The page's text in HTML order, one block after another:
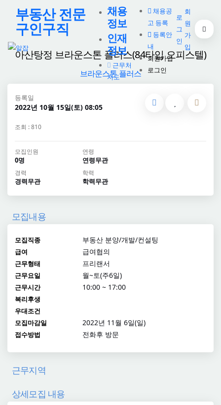
부동산 전문
구인구직
채용
정보
인재
정보
근무처
지도
채용공
고 등록
등록안
내
회원가입
로그인
로
그
인
회
원
가
입
아산탕정 브라운스톤 플러스(84타입 오피스텔)
브라운스톤 플러스
등록일
2022년 10월 15일(토) 08:05
조회 : 810
모집인원
0명
연령
연령무관
경력
경력무관
학력
학력무관
모집내용
모집직종 부동산 분양/개발/컨설팅
급여 급여협의
근무형태 프리랜서
근무요일 월~토(주6일)
근무시간 10:00 ~ 17:00
복리후생
우대조건
모집마감일
2022년 11월 6일(일)
접수방법 전화후 방문
근무지역
상세모집 내용